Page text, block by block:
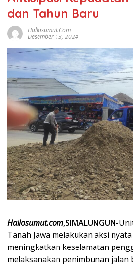
dan Tahun Baru
Hallosumut.com
Desember 13, 2024
Hallosumut.com,SIMALUNGUN-
Tanah Jawa melakukan aksi
meningkatkan keselamatan
melaksanakan penimbunan jalan